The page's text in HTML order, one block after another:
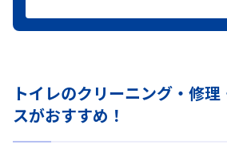
トイレのクリーニング・修
スがおすすめ！